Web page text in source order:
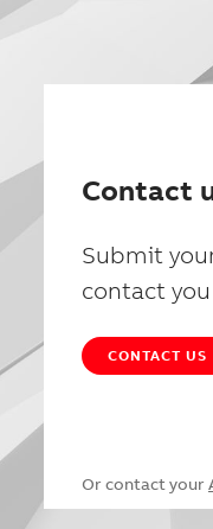
Contact
Submit
contact you
CONTACT US
Or contact your